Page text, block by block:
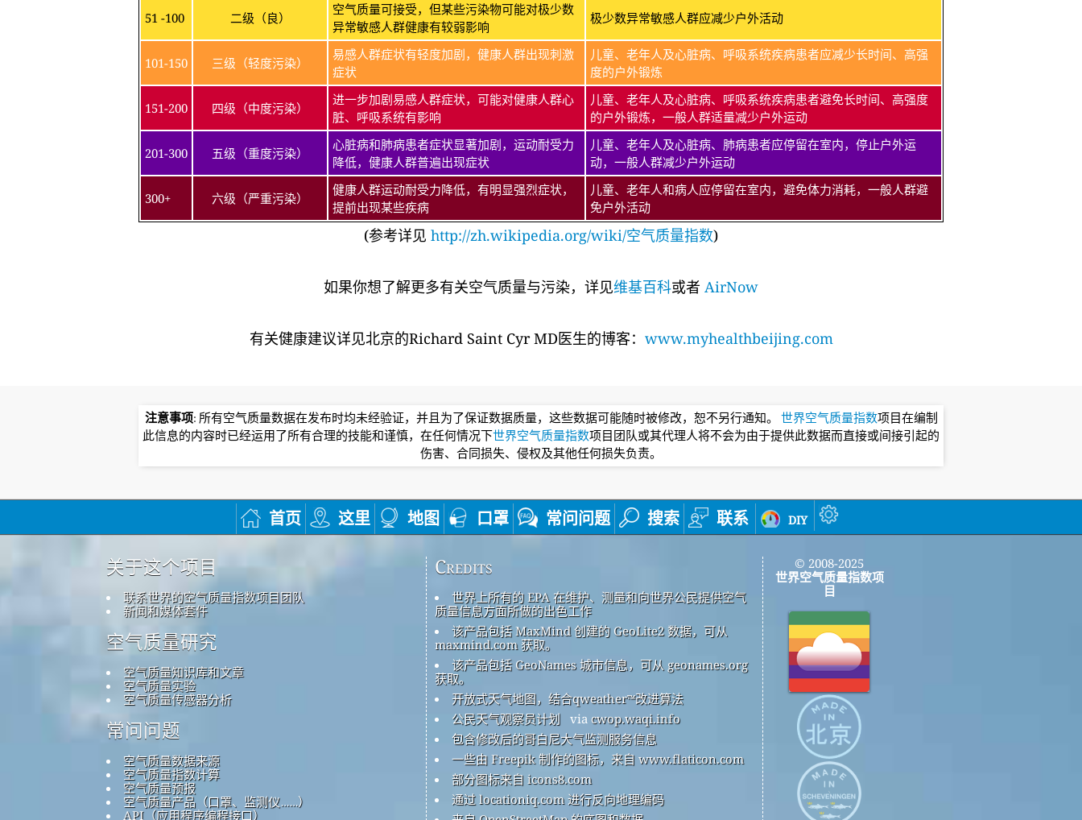
51 -100 二级（良）
空气质量可接受，但某些污染物可能对极少数
异常敏感人群健康有较弱影响
极少数异常敏感人群应减少户外活动
101-150 三级（轻度污染）
易感人群症状有轻度加剧，健康人群出现刺激
症状
儿童、老年人及心脏病、呼吸系统疾病患者应减少长时间、高强
度的户外锻炼
151-200 四级（中度污染）
进一步加剧易感人群症状，可能对健康人群心
脏、呼吸系统有影响
儿童、老年人及心脏病、呼吸系统疾病患者避免长时间、高强度
的户外锻炼，一般人群适量减少户外运动
201-300 五级（重度污染）
心脏病和肺病患者症状显著加剧，运动耐受力
降低，健康人群普遍出现症状
儿童、老年人及心脏病、肺病患者应停留在室内，停止户外运
动，一般人群减少户外运动
300+ 六级（严重污染）
健康人群运动耐受力降低，有明显强烈症状，
提前出现某些疾病
儿童、老年人和病人应停留在室内，避免体力消耗，一般人群避
免户外活动
(参考详见 http://zh.wikipedia.org/wiki/空气质量指数)
如果你想了解更多有关空气质量与污染，详见维基百科或者 AirNow
有关健康建议详见北京的Richard Saint Cyr MD医生的博客： www.myhealthbeijing.com
注意事项: 所有空气质量数据在发布时均未经验证，并且为了保证数据质量，这些数据可能随时被修改，恕不另行通知。 世界空气质量指数项目在编制
此信息的内容时已经运用了所有合理的技能和谨慎，在任何情况下世界空气质量指数项目团队或其代理人将不会为由于提供此数据而直接或间接引起的
伤害、合同损失、侵权及其他任何损失负责。
首页 这里 地图 口罩 常问问题 搜索 联系 diy
关于这个项目
联系世界的空气质量指数项目团队
新闻和媒体套件
空气质量研究
空气质量知识库和文章
空气质量实验
空气质量传感器分析
常问问题
空气质量数据来源
空气质量指数计算
空气质量预报
空气质量产品（口罩、监测仪……）
API（应用程序编程接口）
Credits
世界上所有的 EPA 在维护、测量和向世界公民提供空气
质量信息方面所做的出色工作
该产品包括 MaxMind 创建的 GeoLite2 数据，可从
maxmind.com 获取。
该产品包括 GeoNames 城市信息，可从 geonames.org
获取。
开放式天气地图，结合qweather™改进算法
公民天气观察员计划 via cwop.waqi.info
包含修改后的哥白尼大气监测服务信息
一些由 Freepik 制作的图标，来自 www.flaticon.com
部分图标来自 icons8.com
通过 locationiq.com 进行反向地理编码
© 2008-2025
世界空气质量指数项
目